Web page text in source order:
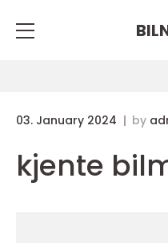
03. January 2024 by
kjente